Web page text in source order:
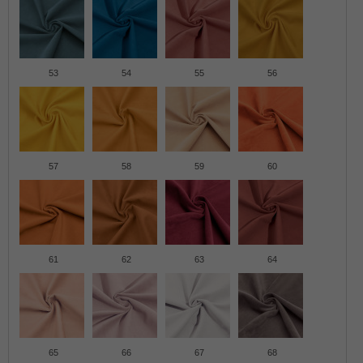
53 54 55 56
57 58 59 60
61 62 63 64
65 66 67 68